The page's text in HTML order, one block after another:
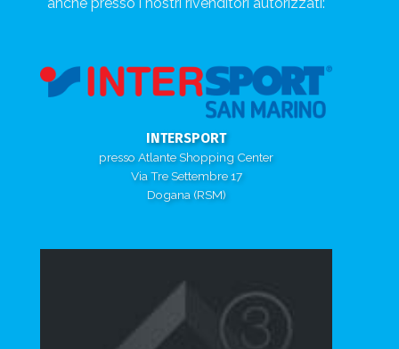
INTERSPORT
presso Atlante Shopping Center
Via Tre Settembre 17
Dogana (RSM)